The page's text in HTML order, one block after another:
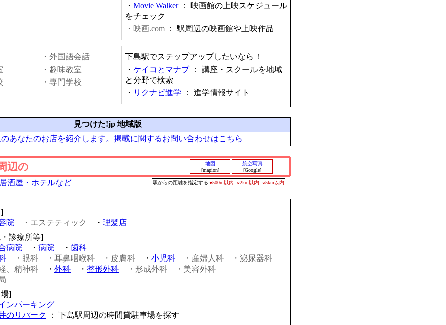
・ Movie Walker： 映画館の上映スケジュール
をチェック
・映画.com ： 駅周辺の映画館や上映作品
・外国語会話
・趣味教室
・専門学校
下島駅でステップアップしたいなら！
・ ケイコとマナブ ： 講座・スクールを地域
と分野で検索
・ リクナビ進学 ： 進学情報サイト
見つけた!jp 地域版
あなたのお店を紹介します。掲載に関するお問い合わせはこちら
辺の
地図
[mapion]
航空写真
[Google]
居酒屋・ホテルなど 駅からの距離を指定する ●500m以内 ○2km以内 ○5km以内
院 ・エステティック ・ 理髪店
診療所等]
病院 ・ 病院 ・ 歯科
・眼科 ・耳鼻咽喉科 ・皮膚科 ・ 小児科 ・産婦人科
・泌尿器科
、精神科 ・ 外科 ・ 整形外科 ・形成外科
・美容外科
]
ンパーキング
のリパーク
： 下島駅周辺の時間貸駐車場を探す